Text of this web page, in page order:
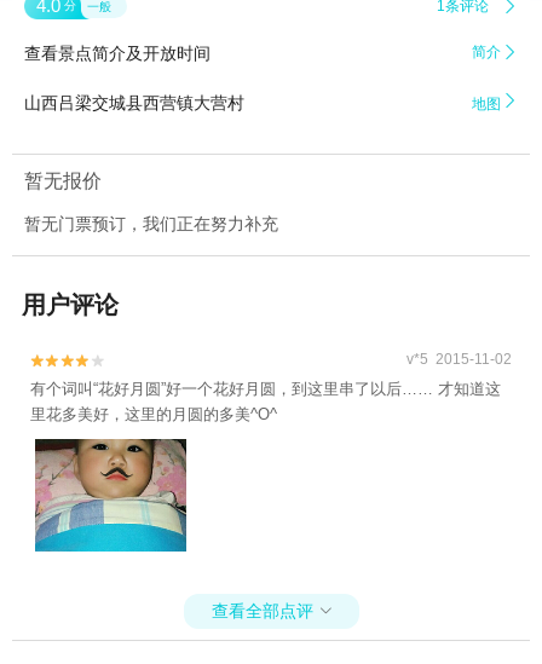
4.0 分 一般 1条评论 
查看景点简介及开放时间 简介 
山西吕梁交城县西营镇大营村 地图 
暂无报价
暂无门票预订，我们正在努力补充
用户评论

 v*5 2015-11-02
有个词叫“花好月圆”好一个花好月圆，到这里串了以后…… 才知道这
里花多美好，这里的月圆的多美^O^
查看全部点评 